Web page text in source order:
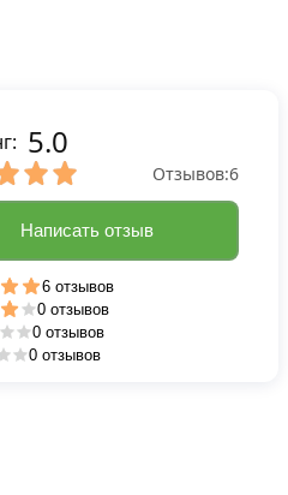
5.0
Отзывов:6
Написать отзыв
6 отзывов
0 отзывов
0 отзывов
0 отзывов